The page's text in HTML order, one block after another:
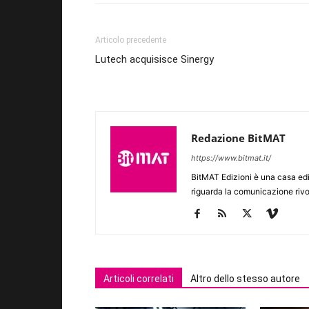
Articolo precedente
Lutech acquisisce Sinergy
Redazione BitMAT
https://www.bitmat.it/
BitMAT Edizioni è una casa
riguarda la comunicazione
Articoli correlati Altro dello stesso autore